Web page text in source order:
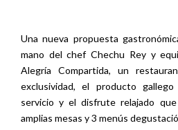
Una nueva propuesta
mano del chef Chechu Rey y
Alegría Compartida, un
exclusividad, el producto
servicio y el disfrute relajado
amplias mesas y 3 menús